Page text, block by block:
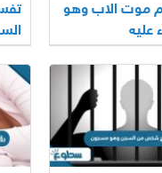
موت الاب وهو
عليه